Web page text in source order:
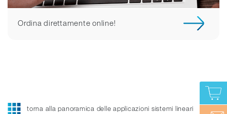
Ordina direttamente online!
torna alla panoramica delle applicazioni sistemi lineari